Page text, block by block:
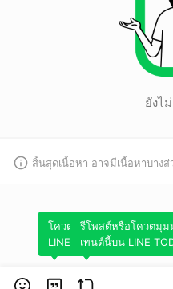
ยังไ
สิ้นสุดเนื้อหา อาจมีเนื้อหาบาง
โควตมุมมองของคุณผ่านค
LINE TODAY
รีโพสต์หรือโควตมุ
เทนต์นี้บน LINE